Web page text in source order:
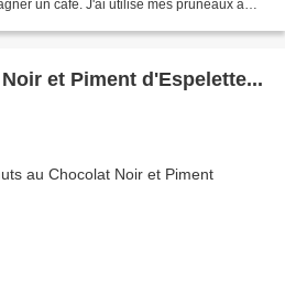
un café. J'ai utilisé mes pruneaux à
et Piment d'Espelette...